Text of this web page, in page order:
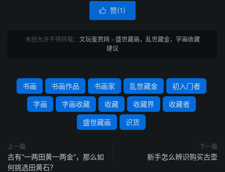
 赞(1)
未经允许不得转载： 文玩鉴赏网 » 盛世藏画，乱世藏金，字画收藏
建议
书画 书画作品 书画家 乱世藏金 初入门者
字画 字画收藏 收藏 收藏界 收藏者
盛世藏画 识货
上一篇
古有“一两田黄一两金”，那么如
何挑选田黄石？
下一篇
新手怎么辨识购买古壶